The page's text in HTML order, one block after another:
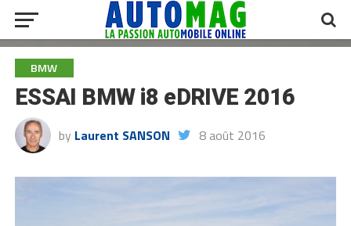
BMW
ESSAI BMW i8 eDRIVE 2016
by Laurent SANSON 8 août 2016